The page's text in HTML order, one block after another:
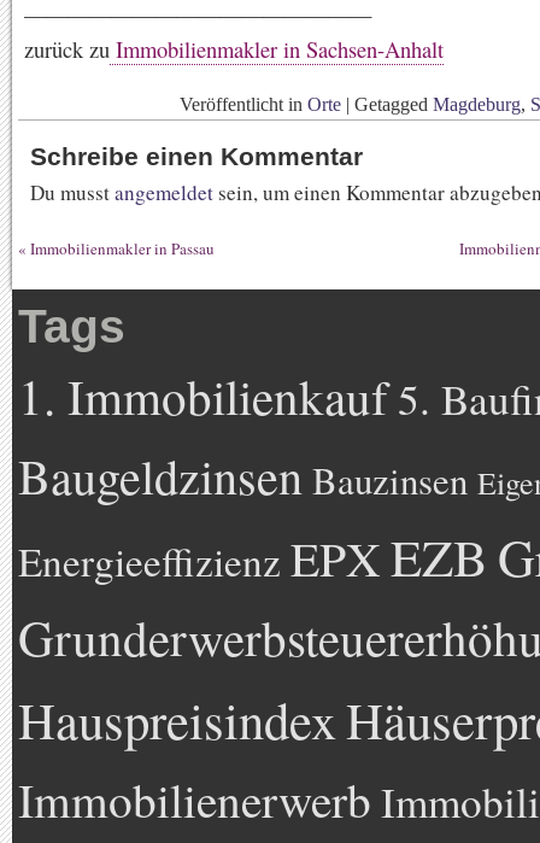
————————————————
zurück zu Immobilienmakler in Sachsen-Anhalt
Veröffentlicht in Orte | Getagged Magdeburg,
Schreibe einen Kommentar
Du musstangemeldet sein, um einen Kommentar
« Immobilienmakler in Passau
Tags
1. Immobilienkauf5.
BaugeldzinsenBauzinsen
Energieeffizienz EPXEZB
Hauspreisindex
Immobilienerwerb